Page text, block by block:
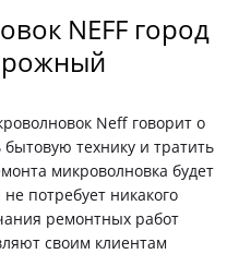
NEFF город
Neff говорит о
технику и тратить
микроволновка будет
потребует никакого
ремонтных работ
своим клиентам